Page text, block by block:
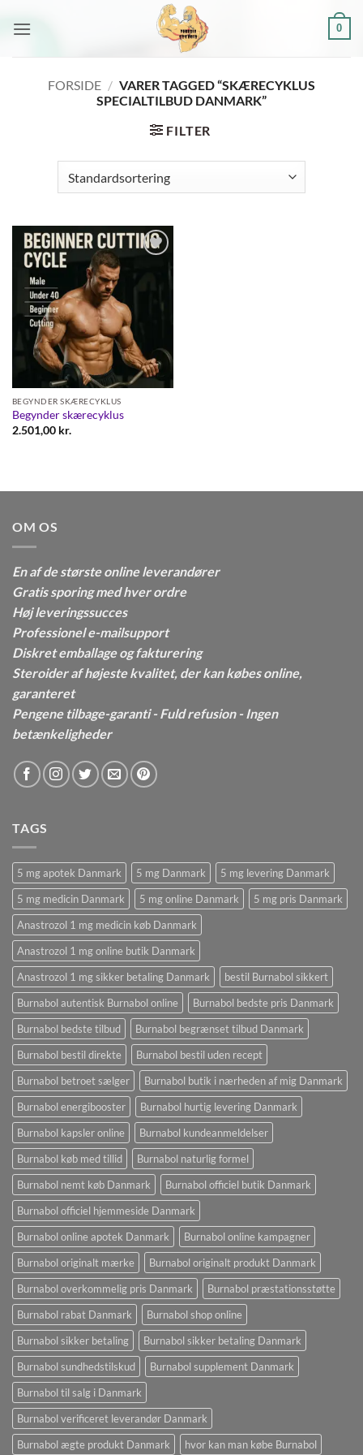
0
FORSIDE / VARER TAGGED “SKÆRECYKLUS
SPECIALTILBUD DANMARK”
FILTER
BEGYNDER SKÆRECYKLUS
Begynder skærecyklus
2.501,00 kr.
OM OS
En af de største online leverandører
Gratis sporing med hver ordre
Høj leveringssucces
Professionel e-mailsupport
Diskret emballage og fakturering
Steroider af højeste kvalitet, der kan købes online,
garanteret
Pengene tilbage-garanti - Fuld refusion - Ingen
betænkeligheder
TAGS
5 mg apotek Danmark 5 mg Danmark
5 mg levering Danmark
5 mg medicin Danmark
5 mg online Danmark
5 mg pris Danmark
Anastrozol 1 mg medicin køb Danmark
Anastrozol 1 mg online butik Danmark
Anastrozol 1 mg sikker betaling Danmark
bestil Burnabol sikkert
Burnabol autentisk Burnabol online
Burnabol bedste pris Danmark
Burnabol bedste tilbud
Burnabol begrænset tilbud Danmark
Burnabol bestil direkte
Burnabol bestil uden recept
Burnabol betroet sælger
Burnabol butik i nærheden af ​​mig Danmark
Burnabol energibooster
Burnabol hurtig levering Danmark
Burnabol kapsler online
Burnabol kundeanmeldelser
Burnabol køb med tillid
Burnabol naturlig formel
Burnabol nemt køb Danmark
Burnabol officiel butik Danmark
Burnabol officiel hjemmeside Danmark
Burnabol online apotek Danmark
Burnabol online kampagner
Burnabol originalt mærke
Burnabol originalt produkt Danmark
Burnabol overkommelig pris Danmark
Burnabol præstationsstøtte
Burnabol rabat Danmark
Burnabol shop online
Burnabol sikker betaling
Burnabol sikker betaling Danmark
Burnabol sundhedstilskud
Burnabol supplement Danmark
Burnabol til salg i Danmark
Burnabol verificeret leverandør Danmark
Burnabol ægte produkt Danmark
hvor kan man købe Burnabol